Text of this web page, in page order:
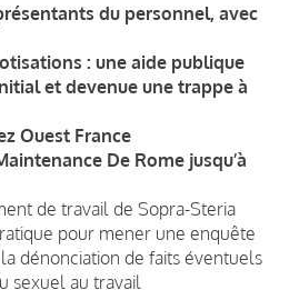
du personnel, avec
: une aide publique
et devenue une trappe à
Ouest France
De Rome jusqu’à
de travail de Sopra-Steria
pour mener une enquête
dénonciation de faits éventuels
sexuel au travail